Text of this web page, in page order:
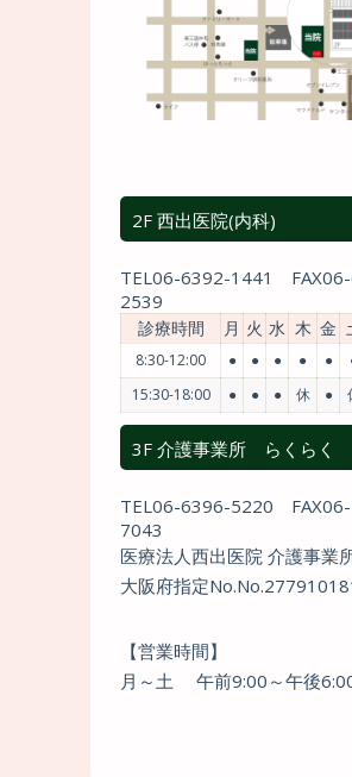
2F 西出医院(内科)
TEL06-6392-1441 FAX
2539
診療時間 月 火 水 木 金
8:30-12:00 ● ● ● ● ●
15:30-18:00
● ● ● 休 ●
3F 介護事業所 らくらく
TEL06-6396-5220 FAX
7043
医療法人西出医院 介護事業
大阪府指定
【営業時間】
月～土 午前9:00～午後